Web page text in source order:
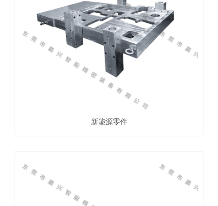
新能源零件